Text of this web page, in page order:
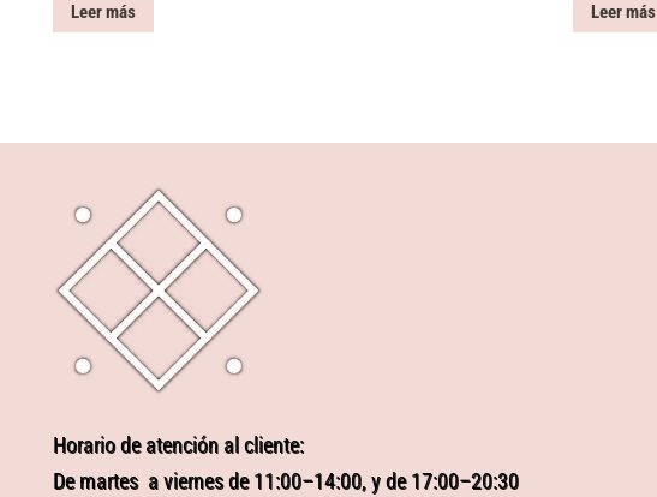
Leer más Leer más
Horario de atención al cliente:
De martes a viernes de 11:00–14:00, y de 17:00–20:30